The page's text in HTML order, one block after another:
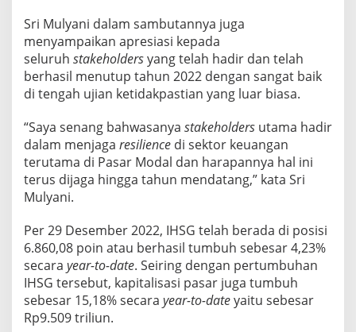
Sri Mulyani dalam sambutannya juga
menyampaikan apresiasi kepada
seluruh stakeholdersyang telah hadir dan telah
berhasil menutup tahun 2022 dengan sangat baik
di tengah ujian ketidakpastian yang luar biasa.
“Saya senang bahwasanya stakeholders utama hadir
dalam menjaga resilience di sektor keuangan
terutama di Pasar Modal dan harapannya hal ini
terus dijaga hingga tahun mendatang,” kata Sri
Mulyani.
Per 29 Desember 2022, IHSG telah berada di posisi
6.860,08 poin atau berhasil tumbuh sebesar 4,23%
secara year-to-date. Seiring dengan pertumbuhan
IHSG tersebut, kapitalisasi pasar juga tumbuh
sebesar 15,18% secara year-to-dateyaitu sebesar
Rp9.509 triliun.